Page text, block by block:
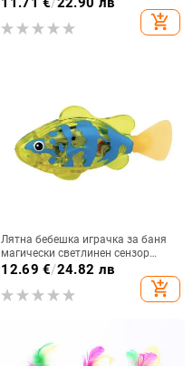
интелигентна интерактивна
играчка за домашни любимци,
add_shopping_cart
Лятна бебешка играчка за баня
магически светлинен сензор
плуваща риба може да плува
електронна симулация риба
12.69 €/24.82 лв
add_shopping_cart